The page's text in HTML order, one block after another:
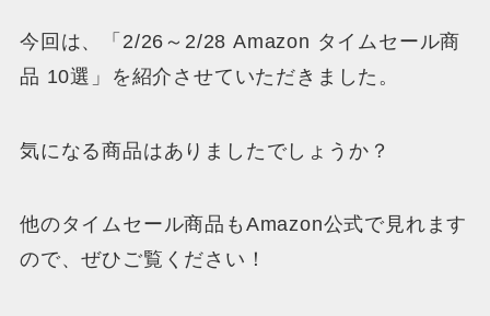
今回は、「2/26～2/28 Amazon タイムセール商
品 10選」を紹介させていただきました。
気になる商品はありましたでしょうか？
他のタイムセール商品もAmazon公式で見れます
ので、ぜひご覧ください！